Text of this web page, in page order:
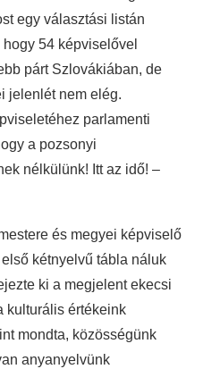
egy választási listán
54 képviselővel
párt Szlovákiában, de
jelenlét nem elég.
parlamenti
a pozsonyi
nélkülünk! Itt az idő! –
és megyei képviselő
kétnyelvű tábla náluk
ki a megjelent ekecsi
kulturális értékeink
mondta, közösségünk
anyanyelvünk